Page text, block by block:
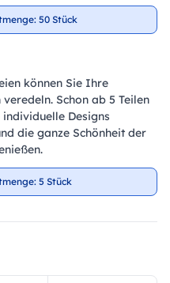
50 Stück
können Sie Ihre
Schon ab 5 Teilen
individuelle Designs
die ganze Schönheit der
5 Stück